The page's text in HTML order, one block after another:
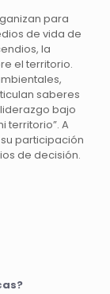
para
de vida de
la
el territorio.
saberes
bajo
territorio”. A
participación
de decisión.